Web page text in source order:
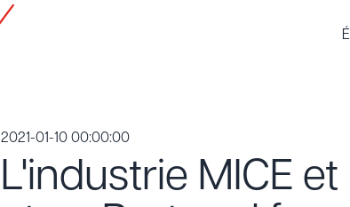
2021-01-10 00:00:00
L'industrie MICE